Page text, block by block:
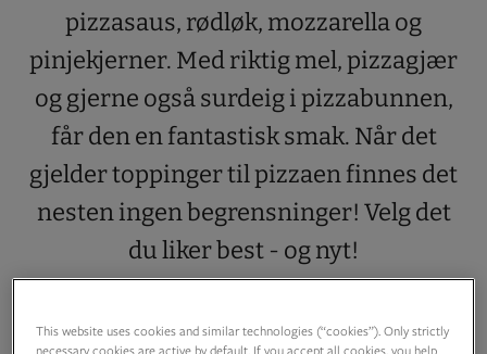
pizzasaus, rødløk, mozzarella og
pinjekjerner. Med riktig mel, pizzagjær
og gjerne også surdeig i pizzabunnen,
får den en fantastisk smak. Når det
gjelder toppinger til pizzaen finnes det
nesten ingen begrensninger! Velg det
du liker best - og nyt!
This website uses cookies and similar technologies (“cookies”). Only strictly
necessary cookies are active by default. If you accept all cookies, you help